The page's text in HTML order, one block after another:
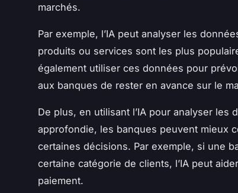
marchés.
Par exemple, l’IA peut analyser les
produits ou services sont les plus
également utiliser ces données pour
aux banques de rester en avance sur le
De plus, en utilisant l’IA pour analyser les
approfondie, les banques peuvent mieux
certaines décisions. Par exemple, si une
certaine catégorie de clients, l’IA peut
paiement.